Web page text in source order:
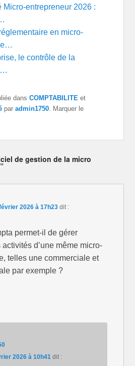
e
t
I
Micro-entrepreneur 2026 :
en micro-
le contrôle de la
dansCOMPTABILITE et
paradmin1750. Marquer le
de gestion de la micro
2026 à 17h23 dit :
permet-il de gérer
d’une même micro-
telles une commerciale et
par exemple ?
2026 à 10h41 dit :